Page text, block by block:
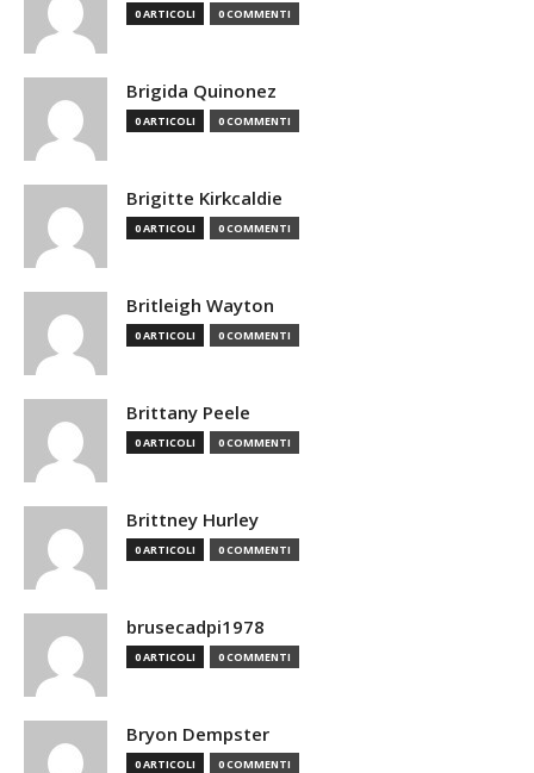
0 ARTICOLI 0 COMMENTI
Brigida Quinonez
0 ARTICOLI 0 COMMENTI
Brigitte Kirkcaldie
0 ARTICOLI 0 COMMENTI
Britleigh Wayton
0 ARTICOLI 0 COMMENTI
Brittany Peele
0 ARTICOLI 0 COMMENTI
Brittney Hurley
0 ARTICOLI 0 COMMENTI
brusecadpi1978
0 ARTICOLI 0 COMMENTI
Bryon Dempster
0 ARTICOLI 0 COMMENTI